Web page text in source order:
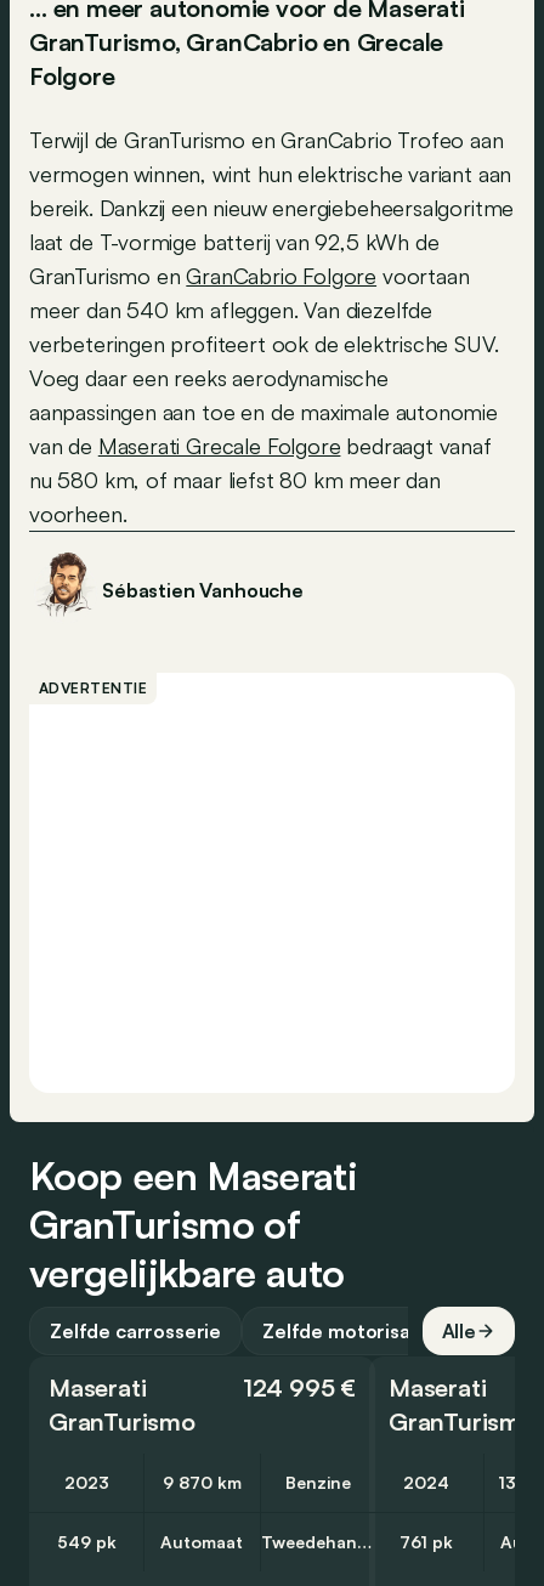
… en meer autonomie voor de Maserati
GranTurismo, GranCabrio en Grecale
Folgore
Terwijl de GranTurismo en GranCabrio Trofeo aan
vermogen winnen, wint hun elektrische variant aan
bereik. Dankzij een nieuw energiebeheersalgoritme
laat de T-vormige batterij van 92,5 kWh de
GranTurismo enGranCabrio Folgore voortaan
meer dan 540 km afleggen. Van diezelfde
verbeteringen profiteert ook de elektrische SUV.
Voeg daar een reeks aerodynamische
aanpassingen aan toe en de maximale autonomie
van de Maserati Grecale Folgore bedraagt vanaf
nu 580 km, of maar liefst 80 km meer dan
voorheen.
Sébastien Vanhouche
ADVERTENTIE
Koop een Maserati
GranTurismo of
vergelijkbare auto
Zelfde carrosserie Zelfde motorisatie Alle
Maserati
GranTurismo
124 995 €
2023 9 870 km Benzine
549 pk Automaat Tweedehands
Maserati
GranTurismo
2024 13
761 pk